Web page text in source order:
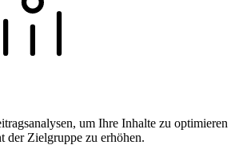
um Ihre Inhalte zu optimieren
der Zielgruppe zu erhöhen.